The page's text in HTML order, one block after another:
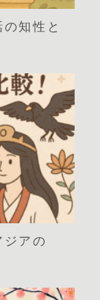
知性と
アの